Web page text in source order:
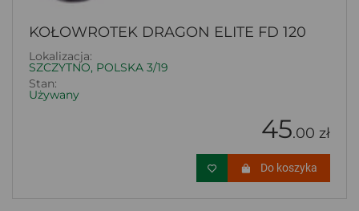
KOŁOWROTEK DRAGON ELITE FD 120
Lokalizacja:
SZCZYTNO, POLSKA 3/19
Stan:
Używany
45.00 zł
Do koszyka